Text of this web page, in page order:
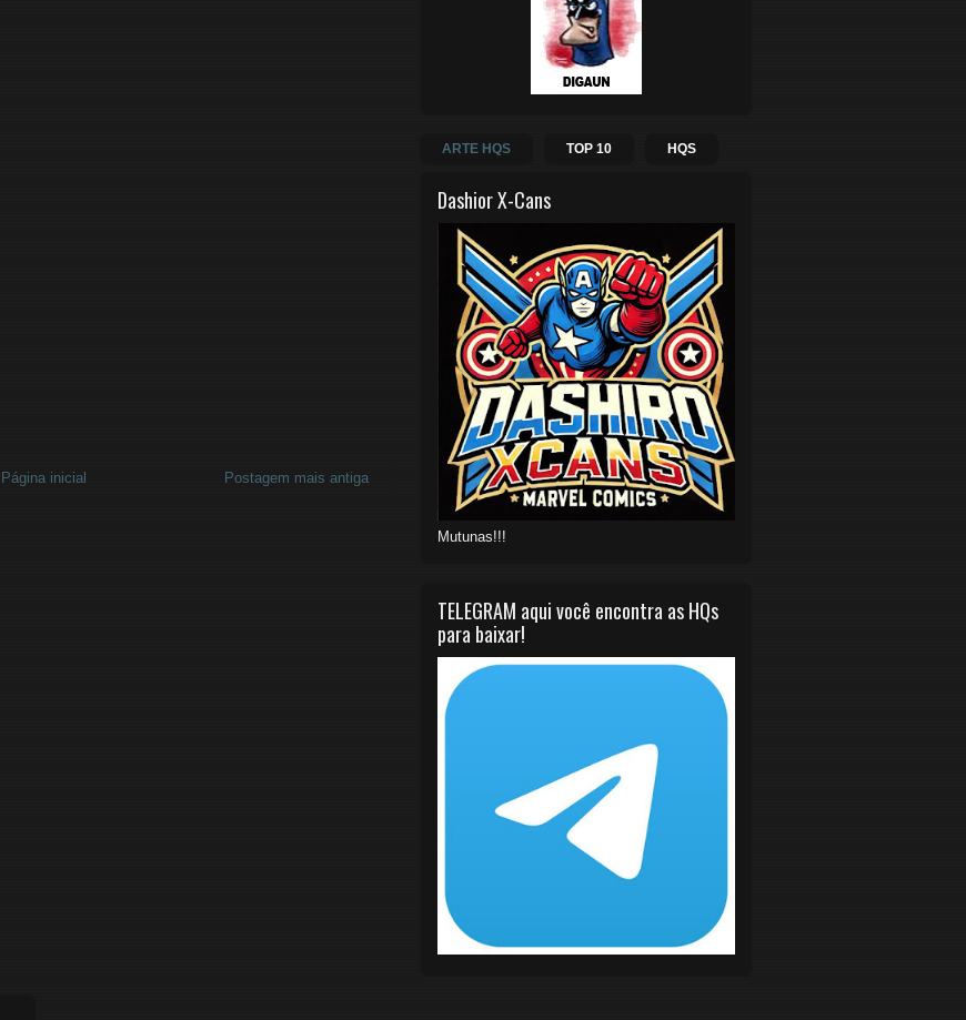
Postagem mais antiga
Página inicial
ARTE HQS TOP 10 HQS
Dashior X-Cans
Mutunas!!!
TELEGRAM aqui você encontra as HQs
para baixar!